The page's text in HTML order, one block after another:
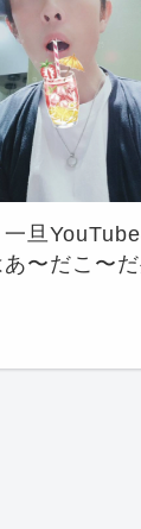
一旦
〜だこ〜